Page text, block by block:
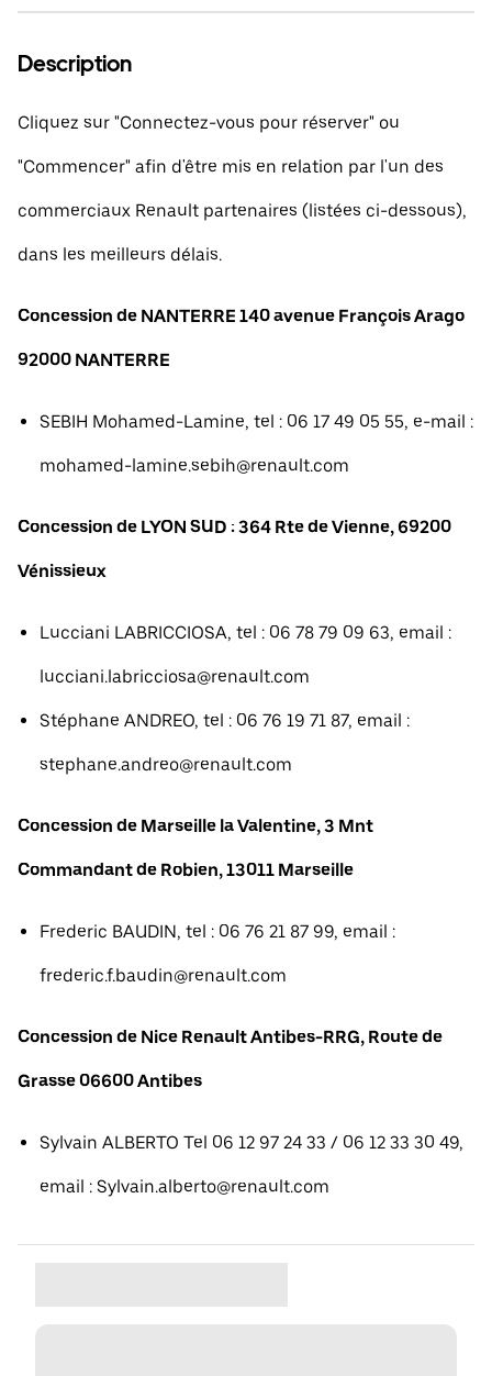
Description
Cliquez sur "Connectez-vous pour réserver" ou
"Commencer" afin d'être mis en relation par l'un des
commerciaux Renault partenaires (listées ci-dessous),
dans les meilleurs délais.
Concession de NANTERRE 140 avenue François Arago
92000 NANTERRE
SEBIH Mohamed-Lamine, tel : 06 17 49 05 55, e-mail :
mohamed-lamine.sebih@renault.com
Concession de LYON SUD : 364 Rte de Vienne, 69200
Vénissieux
Lucciani LABRICCIOSA, tel : 06 78 79 09 63, email :
lucciani.labricciosa@renault.com
Stéphane ANDREO, tel : 06 76 19 71 87, email :
stephane.andreo@renault.com
Concession de Marseille la Valentine, 3 Mnt
Commandant de Robien, 13011 Marseille
Frederic BAUDIN, tel : 06 76 21 87 99, email :
frederic.f.baudin@renault.com
Concession de Nice Renault Antibes-RRG, Route de
Grasse 06600 Antibes
Sylvain ALBERTO Tel 06 12 97 24 33 / 06 12 33 30 49,
email : Sylvain.alberto@renault.com